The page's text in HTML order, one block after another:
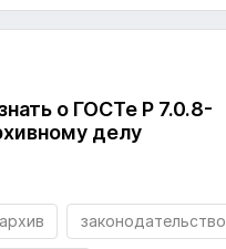
о ГОСТе Р 7.0.8-
делу
архив законодательство